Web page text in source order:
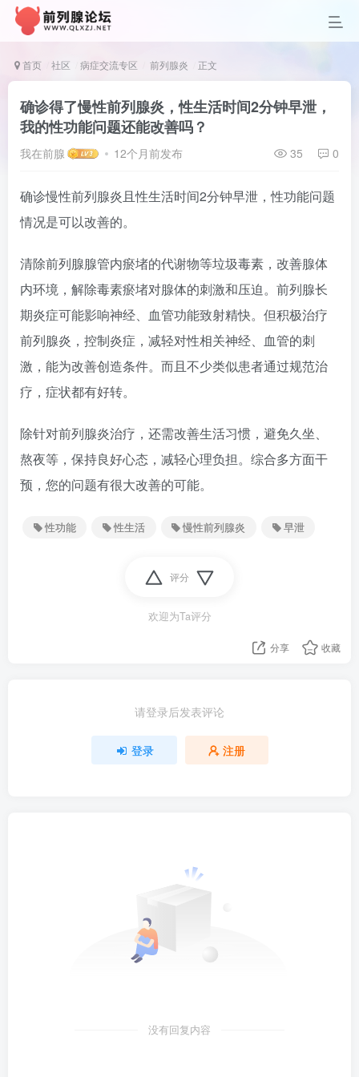
首页 社区 病症交流专区 前列腺炎 正文
确诊得了慢性前列腺炎，性生活时间2分钟早泄，
我的性功能问题还能改善吗？
我在前腺 12个月前发布 35 0
确诊慢性前列腺炎且性生活时间2分钟早泄，性功能问题
情况是可以改善的。
清除前列腺腺管内瘀堵的代谢物等垃圾毒素，改善腺体
内环境，解除毒素瘀堵对腺体的刺激和压迫。前列腺长
期炎症可能影响神经、血管功能致射精快。但积极治疗
前列腺炎，控制炎症，减轻对性相关神经、血管的刺
激，能为改善创造条件。而且不少类似患者通过规范治
疗，症状都有好转。
除针对前列腺炎治疗，还需改善生活习惯，避免久坐、
熬夜等，保持良好心态，减轻心理负担。综合多方面干
预，您的问题有很大改善的可能。
性功能 性生活 慢性前列腺炎 早泄
评分
欢迎为Ta评分
分享 收藏
请登录后发表评论
登录 注册
没有回复内容